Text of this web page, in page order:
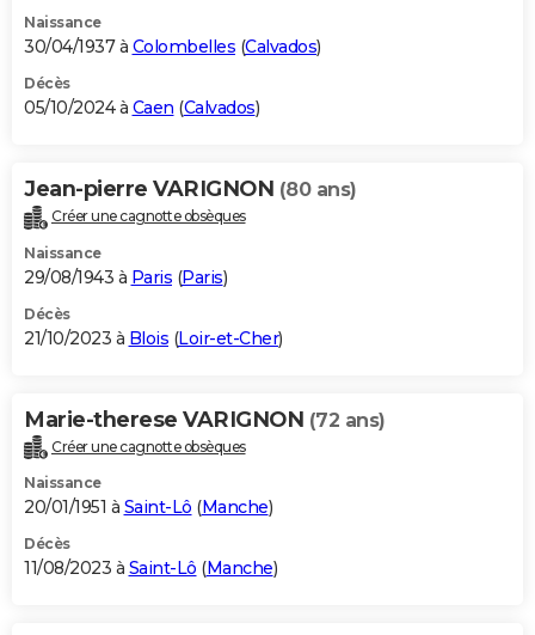
Naissance
30/04/1937 à Colombelles (Calvados)
Décès
05/10/2024 à Caen (Calvados)
Jean-pierre VARIGNON (80 ans)
Créer une cagnotte obsèques
Naissance
29/08/1943 à Paris (Paris)
Décès
21/10/2023 à Blois (Loir-et-Cher)
Marie-therese VARIGNON (72 ans)
Créer une cagnotte obsèques
Naissance
20/01/1951 à Saint-Lô (Manche)
Décès
11/08/2023 à Saint-Lô (Manche)